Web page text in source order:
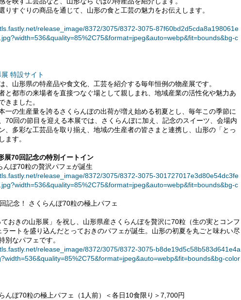
りすぐりの商品を通じて、山形の食と工芸の魅力をお伝えします。
release_image/8372/3075/8372-3075-87f60bd2d5cda8a198061e
c
特設サイト
、山形県の特産品や食文化、工芸を紹介する毎年恒例の物産展です。
と都市の来場者を直接つなぐ場として親しまれ、地域産業の活性化や魅力あ
きました。
一の生産量を誇るさくらんぼの出荷が増え始める初夏とし、毎年この季節に
70回の節目を迎える本展では、さくらんぼに加え、記念のスイーツ、会場内
、多彩な工芸品を取り揃え、地域の生産者の皆さまと連携し、山形の「とっ
ます。
展70回記念の特別イートイン
んぼ70粒の贅沢パフェが誕生
release_image/8372/3075/8372-3075-301727017e3d80e54dc3fe
c
記念！ さくらんぼ70粒の極上パフェ
おきの山形展」を祝し、山形県産さくらんぼを贅沢に70粒（生の実とコンフ
ラートを盛り込んだとっておきのパフェが誕生。山形の初夏を丸ごと味わい尽
別なパフェです。
release_image/8372/3075/8372-3075-b8de19d5c58b583d641e4a
color
んぼ70粒の極上パフェ（1人前）＜各日10食限り＞7,700円